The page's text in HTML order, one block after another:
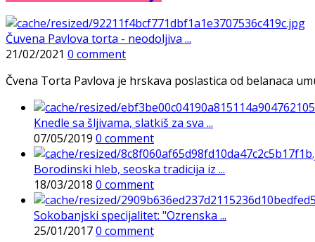
Čuvena Pavlova torta - neodoljiva ...
21/02/2021 0 comment
Čvena Torta Pavlova je hrskava poslastica od belanaca
Knedle sa šljivama, slatkiš za sva ...
07/05/2019 0 comment
Borodinski hleb, seoska tradicija iz ...
18/03/2018 0 comment
Sokobanjski specijalitet: "Ozrenska ...
25/01/20170 comment